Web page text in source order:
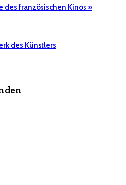
des französischen Kinos »
des Künstlers